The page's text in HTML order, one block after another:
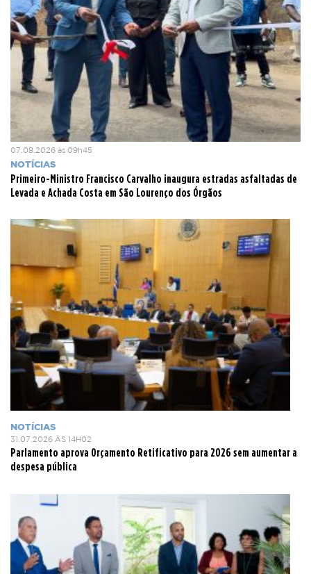
07.08.2026 às 09h45
NOTÍCIAS
Primeiro-Ministro Francisco Carvalho inaugura estradas asfaltadas de
Levada e Achada Costa em São Lourenço dos Órgãos
NOTÍCIAS
31.07.2026 ÀS 14H02
Parlamento aprova Orçamento Retificativo para 2026 sem aumentar a
despesa pública